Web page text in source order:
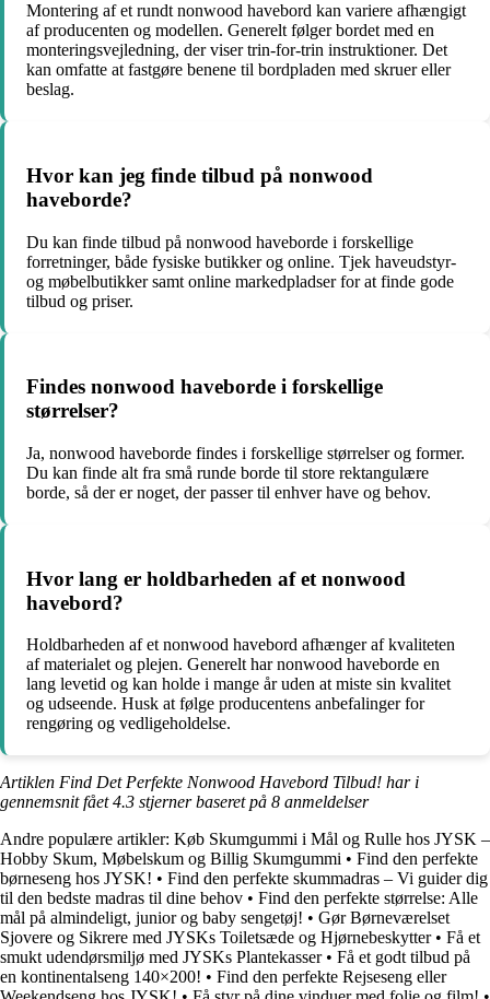
Montering af et rundt nonwood havebord kan variere afhængigt
af producenten og modellen. Generelt følger bordet med en
monteringsvejledning, der viser trin-for-trin instruktioner. Det
kan omfatte at fastgøre benene til bordpladen med skruer eller
beslag.
Hvor kan jeg finde tilbud på nonwood
haveborde?
Du kan finde tilbud på nonwood haveborde i forskellige
forretninger, både fysiske butikker og online. Tjek haveudstyr-
og møbelbutikker samt online markedpladser for at finde gode
tilbud og priser.
Findes nonwood haveborde i forskellige
størrelser?
Ja, nonwood haveborde findes i forskellige størrelser og former.
Du kan finde alt fra små runde borde til store rektangulære
borde, så der er noget, der passer til enhver have og behov.
Hvor lang er holdbarheden af et nonwood
havebord?
Holdbarheden af et nonwood havebord afhænger af kvaliteten
af materialet og plejen. Generelt har nonwood haveborde en
lang levetid og kan holde i mange år uden at miste sin kvalitet
og udseende. Husk at følge producentens anbefalinger for
rengøring og vedligeholdelse.
Artiklen Find Det Perfekte Nonwood Havebord Tilbud! har i
gennemsnit fået4.3 stjerner baseret på 8 anmeldelser
Andre populære artikler: Køb Skumgummi i Mål og Rulle hos JYSK –
Hobby Skum, Møbelskum og Billig Skumgummi • Find den perfekte
børneseng hos JYSK! • Find den perfekte skummadras – Vi guider dig
til den bedste madras til dine behov • Find den perfekte størrelse: Alle
mål på almindeligt, junior og baby sengetøj! • Gør Børneværelset
Sjovere og Sikrere med JYSKs Toiletsæde og Hjørnebeskytter• Få et
smukt udendørsmiljø med JYSKs Plantekasser• Få et godt tilbud på
en kontinentalseng 140×200! • Find den perfekte Rejseseng eller